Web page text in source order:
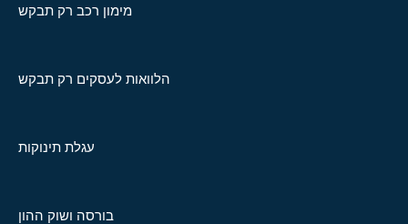
מימון רכב רק תבקש
הלוואות לעסקים רק תבקש
עגלת תינוקות
בורסה ושוק ההון